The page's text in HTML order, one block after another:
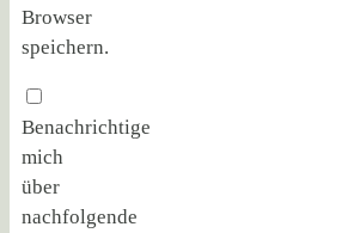
Browser
speichern.
Benachrichtige
mich
über
nachfolgende